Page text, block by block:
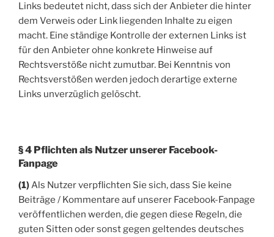
Links bedeutet nicht, dass sich der Anbieter die hinter
dem Verweis oder Link liegenden Inhalte zu eigen
macht. Eine ständige Kontrolle der externen Links ist
für den Anbieter ohne konkrete Hinweise auf
Rechtsverstöße nicht zumutbar. Bei Kenntnis von
Rechtsverstößen werden jedoch derartige externe
Links unverzüglich gelöscht.
§ 4 Pflichten als Nutzer unserer Facebook-
Fanpage
(1)Als Nutzer verpflichten Sie sich, dass Sie keine
Beiträge / Kommentare auf unserer Facebook-Fanpage
veröffentlichen werden, die gegen diese Regeln, die
guten Sitten oder sonst gegen geltendes deutsches